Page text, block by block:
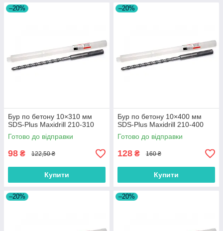
–20%
Бур по бетону 10×310 мм
SDS-Plus Maxidrill 210-310
Готово до відправки
98 ₴ 122,50 ₴
Купити
–20%
Бур по бетону 10×400 мм
SDS-Plus Maxidrill 210-400
Готово до відправки
128 ₴ 160 ₴
Купити
–20% –20%